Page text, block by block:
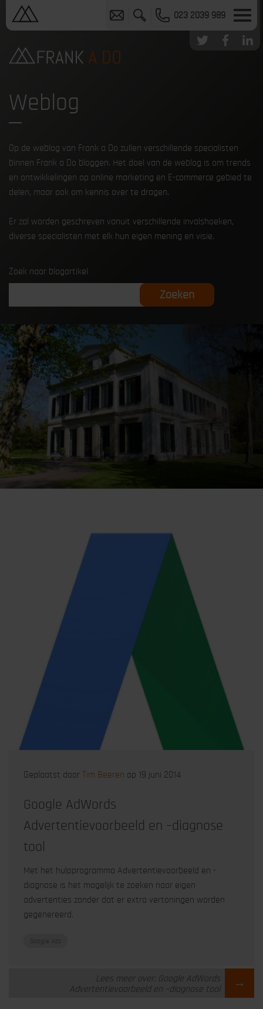
023 2039 989
Weblog
Op de weblog van Frank a Do zullen verschillende specialisten
binnen Frank a Do bloggen. Het doel van de weblog is om trends
en ontwikkelingen op online marketing en E-commerce gebied te
delen, maar ook om kennis over te dragen.
Er zal worden geschreven vanuit verschillende invalshoeken,
diverse specialisten met elk hun eigen mening en visie.
Zoek naar blogartikel
Geplaatst door Tim Beeren op 19 juni 2014
Google AdWords
Advertentievoorbeeld en –diagnose
tool
Met het hulpprogramma Advertentievoorbeeld en -
diagnose is het mogelijk te zoeken naar eigen
advertenties zonder dat er extra vertoningen worden
gegenereerd.
Lees meer over: Google AdWords
Advertentievoorbeeld en –diagnose tool
→